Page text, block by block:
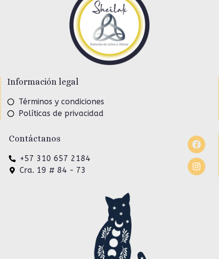
Información legal
Términos y condiciones
Políticas de privacidad
Contáctanos
+57 310 657 2184
Cra. 19 # 84 - 73